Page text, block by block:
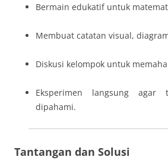
Bermain edukatif untuk
Membuat catatan visual,
Diskusi kelompok untuk
Eksperimen langsung
dipahami.
Tantangan dan Solusi